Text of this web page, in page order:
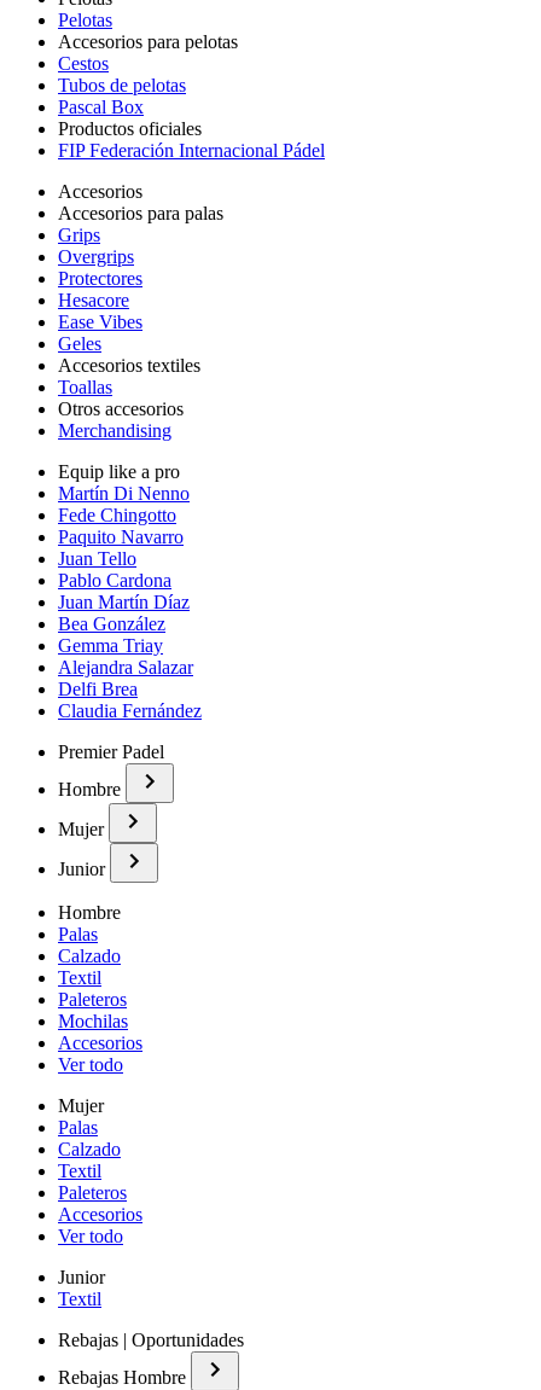
Pelotas
Accesorios para pelotas
Cestos
Tubos de pelotas
Pascal Box
Productos oficiales
FIP Federación Internacional Pádel
Accesorios
Accesorios para palas
Grips
Overgrips
Protectores
Hesacore
Ease Vibes
Geles
Accesorios textiles
Toallas
Otros accesorios
Merchandising
Equip like a pro
Martín Di Nenno
Fede Chingotto
Paquito Navarro
Juan Tello
Pablo Cardona
Juan Martín Díaz
Bea González
Gemma Triay
Alejandra Salazar
Delfi Brea
Claudia Fernández
Premier Padel
Hombre
Mujer
Junior
Hombre
Palas
Calzado
Textil
Paleteros
Mochilas
Accesorios
Ver todo
Mujer
Palas
Calzado
Textil
Paleteros
Accesorios
Ver todo
Junior
Textil
Rebajas | Oportunidades
Rebajas Hombre